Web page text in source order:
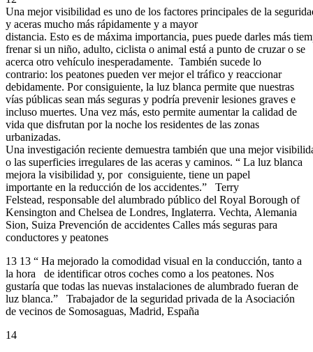
Una mejor visibilidad es uno de los factores principales de la
y aceras mucho más rápidamente y a mayor
distancia. Esto es de máxima importancia, pues puede darles más
frenar si un niño, adulto, ciclista o animal está a punto de cruzar o se
acerca otro vehículo inesperadamente. También sucede lo
contrario: los peatones pueden ver mejor el tráfico y reaccionar
debidamente. Por consiguiente, la luz blanca permite que nuestras
vías públicas sean más seguras y podría prevenir lesiones graves e
incluso muertes. Una vez más, esto permite aumentar la calidad de
vida que disfrutan por la noche los residentes de las zonas
urbanizadas.
Una investigación reciente demuestra también que una mejor
o las superficies irregulares de las aceras y caminos. “ La luz blanca
mejora la visibilidad y, por consiguiente, tiene un papel
importante en la reducción de los accidentes.” Terry
Felstead, responsable del alumbrado público del Royal Borough of
Kensington and Chelsea de Londres, Inglaterra. Vechta, Alemania
Sion, Suiza Prevención de accidentes Calles más seguras para
conductores y peatones
13 13 “ Ha mejorado la comodidad visual en la conducción, tanto a
la hora de identificar otros coches como a los peatones. Nos
gustaría que todas las nuevas instalaciones de alumbrado fueran de
luz blanca.” Trabajador de la seguridad privada de la Asociación
de vecinos de Somosaguas, Madrid, España
14